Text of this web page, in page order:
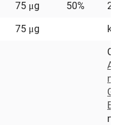
75 μg 50%
2
75 μg
Bio